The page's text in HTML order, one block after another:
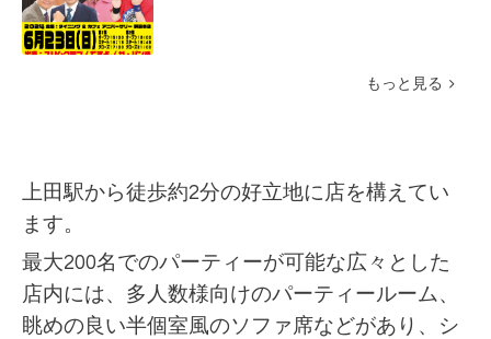
もっと見る
上田駅から徒歩約2分の好立地に店を構えてい
ます。
最大200名でのパーティーが可能な広々とした
店内には、多人数様向けのパーティールーム、
眺めの良い半個室風のソファ席などがあり、シ